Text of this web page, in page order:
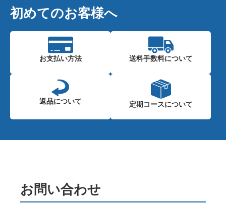
初めてのお客様へ
お支払い方法 送料手数料について
返品について 定期コースについて
お問い合わせ